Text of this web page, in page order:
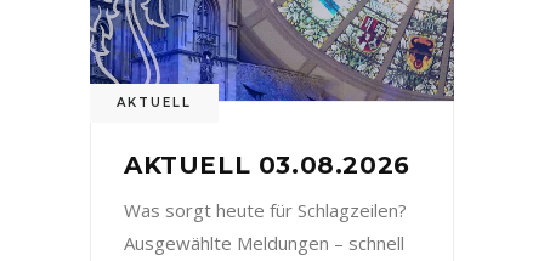
AKTUELL
AKTUELL 03.08.2026
Was sorgt heute für Schlagzeilen?
Ausgewählte Meldungen – schnell